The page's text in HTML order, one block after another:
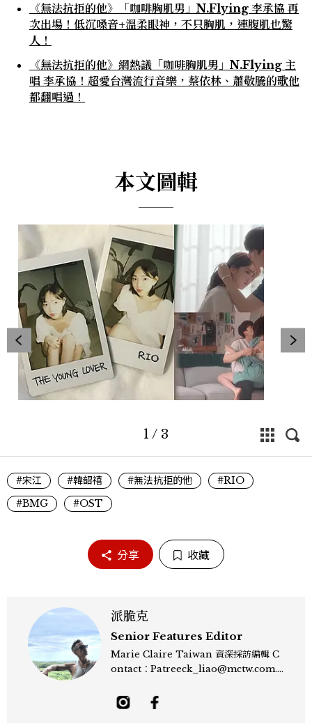
《無法抗拒的他》「咖啡胸肌男」N.Flying 李承協 再
次出場！低沉嗓音+溫柔眼神，不只胸肌，連腹肌也驚
人！
《無法抗拒的他》網熱議「咖啡胸肌男」N.Flying 主
唱 李承協！超愛台灣流行音樂，蔡依林、蕭敬騰的歌他
都翻唱過！
本文圖輯
1 / 3
#宋江 #韓韶禧 #無法抗拒的他
#RIO
#BMG
#OST
分享 收藏
派脆克
Senior Features Editor
Marie Claire Taiwan 資深採訪編輯 C
ontact：Patreeck_liao@mctw.com.t
敏銳的觀察力與敘事能力，撰寫出兼具深度
與美感的專題內容，長期關注亞洲娛樂、人